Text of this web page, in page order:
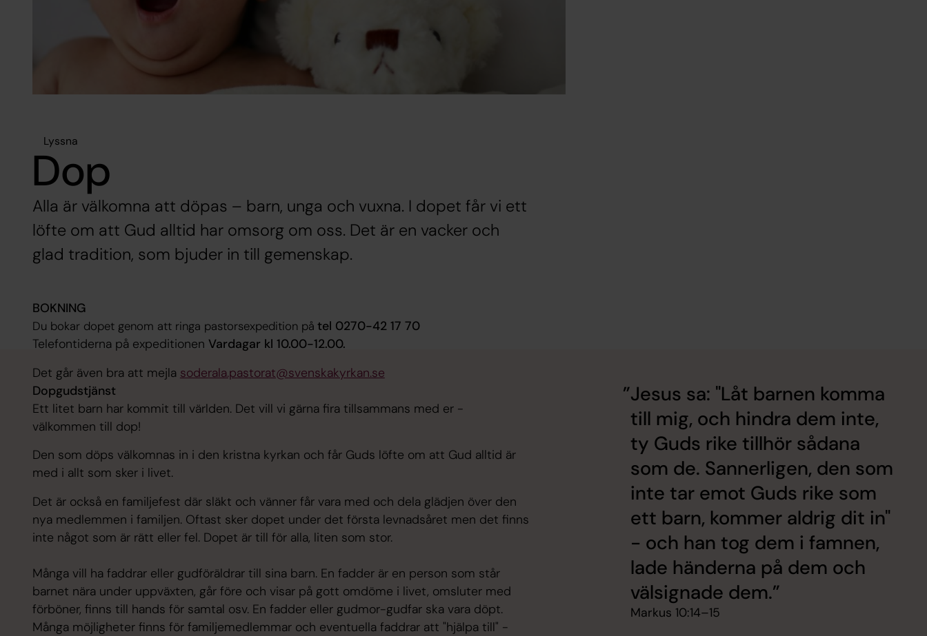
Lyssna
Dop
Alla är välkomna att döpas – barn, unga och vuxna. I dopet får vi ett
löfte om att Gud alltid har omsorg om oss. Det är en vacker och
glad tradition, som bjuder in till gemenskap.
BOKNING
Du bokar dopet genom att ringa pastorsexpedition på tel 0270-42 17 70
Telefontiderna på expeditionen Vardagar kl 10.00-12.00.
Det går även bra att mejla soderala.pastorat@svenskakyrkan.se
Dopgudstjänst
Ett litet barn har kommit till världen. Det vill vi gärna fira tillsammans med er -
välkommen till dop!
Den som döps välkomnas in i den kristna kyrkan och får Guds löfte om att Gud alltid är
med i allt som sker i livet.
Det är också en familjefest där släkt och vänner får vara med och dela glädjen över den
nya medlemmen i familjen. Oftast sker dopet under det första levnadsåret men det finns
inte något som är rätt eller fel. Dopet är till för alla, liten som stor.
Många vill ha faddrar eller gudföräldrar till sina barn. En fadder är en person som står
barnet nära under uppväxten, går före och visar på gott omdöme i livet, omsluter med
förböner, finns till hands för samtal osv. En fadder eller gudmor-gudfar ska vara döpt.
Jesus sa: "Låt barnen komma
till mig, och hindra dem inte,
ty Guds rike tillhör sådana
som de. Sannerligen, den som
inte tar emot Guds rike som
ett barn, kommer aldrig dit in"
- och han tog dem i famnen,
lade händerna på dem och
välsignade dem.
Markus 10:14–15
Många möjligheter finns för familjemedlemmar och eventuella faddrar att "hjälpa till" -